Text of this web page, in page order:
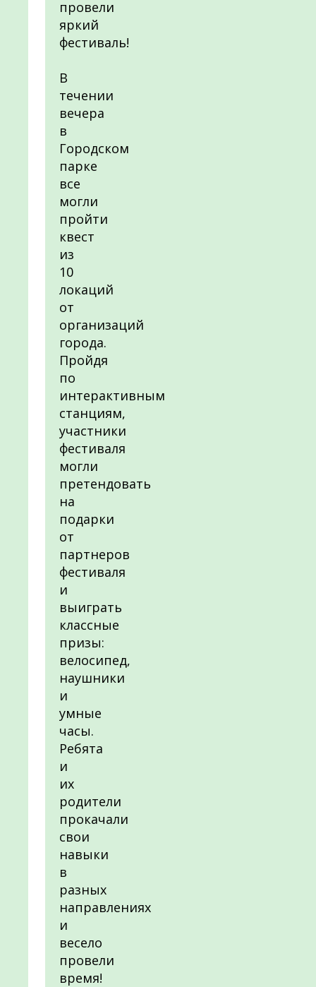
провели
яркий
фестиваль!
В
течении
вечера
в
Городском
парке
все
могли
пройти
квест
из
10
локаций
от
организаций
города.
Пройдя
по
интерактивным
станциям,
участники
фестиваля
могли
претендовать
на
подарки
от
партнеров
фестиваля
и
выиграть
классные
призы:
велосипед,
наушники
и
умные
часы.
Ребята
и
их
родители
прокачали
свои
навыки
в
разных
направлениях
и
весело
провели
время!